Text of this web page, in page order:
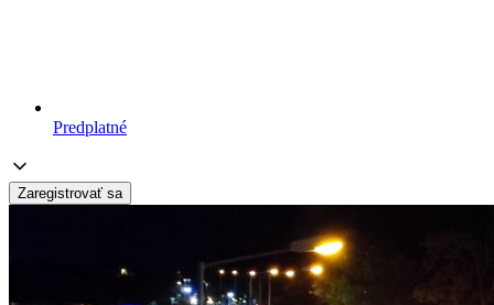
Predplatné
Zaregistrovať sa